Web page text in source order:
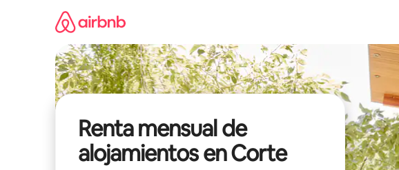
Renta mensual de
alojamientos en Corte